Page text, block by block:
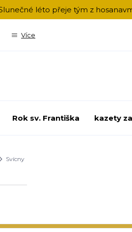
léto přeje tým z
Více
Rok sv. Františka kazety
Svícny